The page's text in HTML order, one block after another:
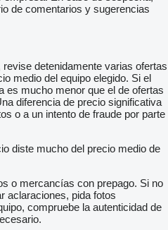
de comentarios y sugerencias
detenidamente varias ofertas
medio del equipo elegido. Si el
es mucho menor que el de ofertas
diferencia de precio significativa
o a un intento de fraude por parte
diste mucho del precio medio de
o mercancías con prepago. Si no
aclaraciones, pida fotos
compruebe la autenticidad de